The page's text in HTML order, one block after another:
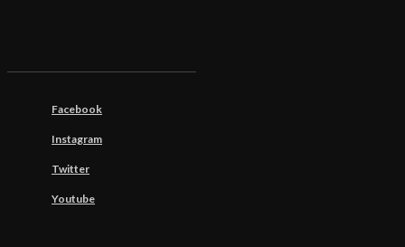
Facebook
Instagram
Twitter
Youtube